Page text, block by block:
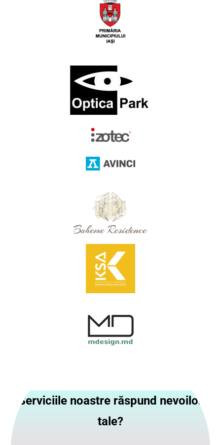
Serviciile noastre răspund nevoilor
tale?